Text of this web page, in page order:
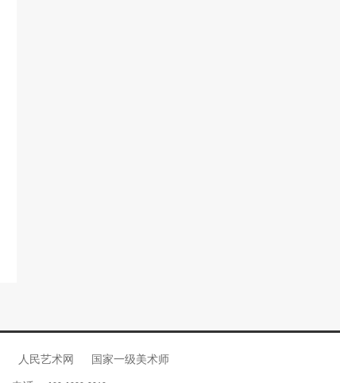
人民艺术网
国家一级美术师